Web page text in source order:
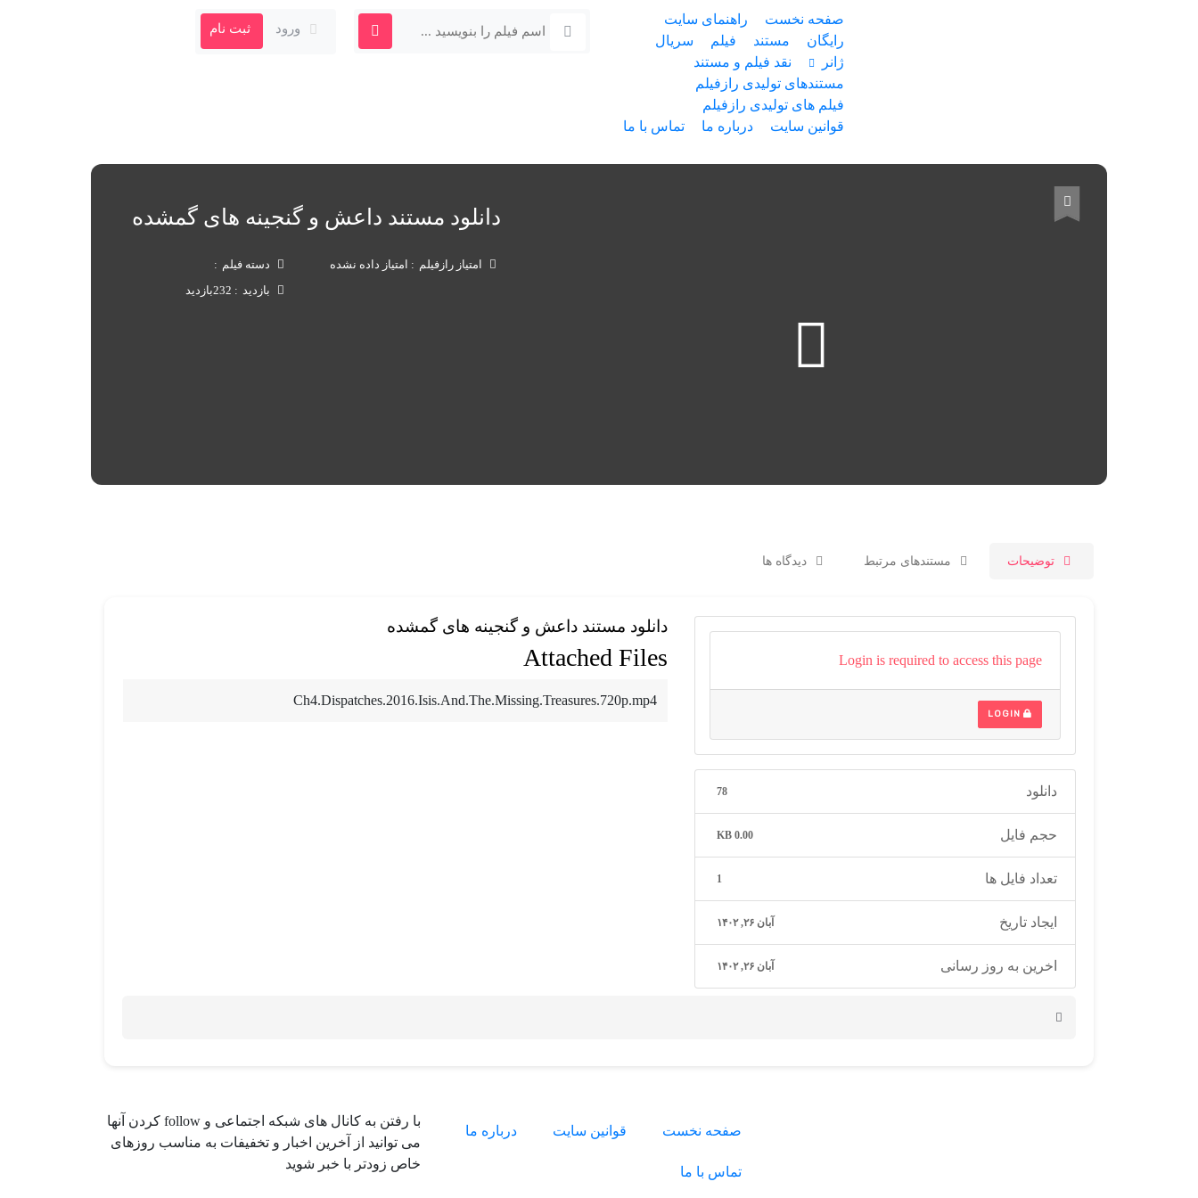
صفحه نخست
راهنمای سایت
رایگان
مستند فیلم
سریال
ژانر
نقد فیلم و مستند
مستندهای تولیدی رازفیلم
فیلم های تولیدی رازفیلم
قوانین سایت
درباره ما تماس با ما
ورود ثبت نام
دانلود مستند داعش و گنجینه های گمشده
امتیاز رازفیلم امتیاز داده نشده
دسته فیلم
بازدید
232بازدید
توضیحات مستندهای مرتبط دیدگاه ها
Login is required to access this page
دانلود 78
حجم فایل 0.00 KB
تعداد فایل ها 1
ایجاد تاریخ آبان ۲۶, ۱۴۰۲
اخرین به روز رسانی آبان ۲۶, ۱۴۰۲
دانلود مستند داعش و گنجینه های گمشده
Attached Files
Ch4.Dispatches.2016.Isis.And.The.Missing.Treasures.720p.mp4
صفحه نخست قوانین سایت درباره ما
تماس با ما
با رفتن به کانال های شبکه اجتماعی و follow کردن آنها
می توانید از آخرین اخبار و تخفیفات به مناسب روزهای
خاص زودتر با خبر شوید